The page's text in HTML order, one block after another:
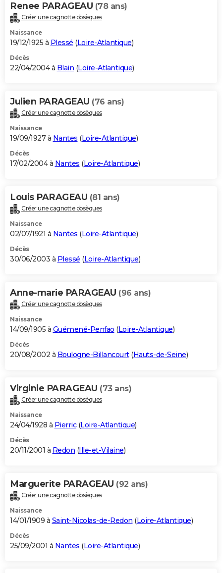
Renee PARAGEAU (78 ans)
Créer une cagnotte obsèques
Naissance
19/12/1925 à Plessé (Loire-Atlantique)
Décès
22/04/2004 à Blain (Loire-Atlantique)
Julien PARAGEAU (76 ans)
Créer une cagnotte obsèques
Naissance
19/09/1927 à Nantes (Loire-Atlantique)
Décès
17/02/2004 à Nantes (Loire-Atlantique)
Louis PARAGEAU (81 ans)
Créer une cagnotte obsèques
Naissance
02/07/1921 à Nantes (Loire-Atlantique)
Décès
30/06/2003 à Plessé (Loire-Atlantique)
Anne-marie PARAGEAU (96 ans)
Créer une cagnotte obsèques
Naissance
14/09/1905 à Guémené-Penfao (Loire-Atlantique)
Décès
20/08/2002 à Boulogne-Billancourt(Hauts-de-Seine)
Virginie PARAGEAU (73 ans)
Créer une cagnotte obsèques
Naissance
24/04/1928 à Pierric(Loire-Atlantique)
Décès
20/11/2001 à Redon (Ille-et-Vilaine)
Marguerite PARAGEAU (92 ans)
Créer une cagnotte obsèques
Naissance
14/01/1909 à Saint-Nicolas-de-Redon (Loire-Atlantique)
Décès
25/09/2001 à Nantes (Loire-Atlantique)